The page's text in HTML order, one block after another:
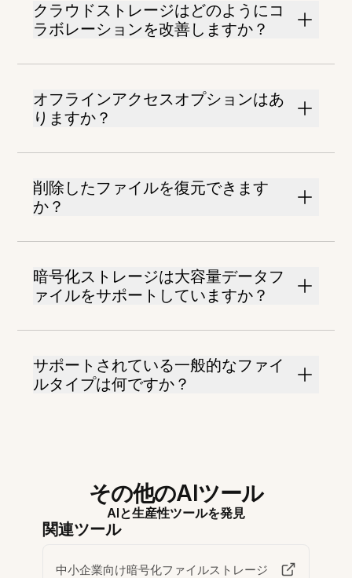
クラウドストレージはどのようにコ
ラボレーションを改善しますか？
オフラインアクセスオプションはあ
りますか？
削除したファイルを復元できます
か？
暗号化ストレージは大容量データフ
ァイルをサポートしていますか？
サポートされている一般的なファイ
ルタイプは何ですか？
その他のAIツール
AIと生産性ツールを発見
関連ツール
中小企業向け暗号化ファイルストレージ